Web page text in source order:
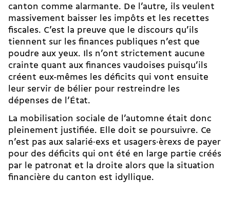
canton comme alarmante. De l’autre, ils veulent
massivement baisser les impôts et les recettes
fiscales. C’est la preuve que le discours qu’ils
tiennent sur les finances publiques n’est que
poudre aux yeux. Ils n’ont strictement aucune
crainte quant aux finances vaudoises puisqu’ils
créent eux-mêmes les déficits qui vont ensuite
leur servir de bélier pour restreindre les
dépenses de l’État.
La mobilisation sociale de l’automne était donc
pleinement justifiée. Elle doit se poursuivre. Ce
n’est pas aux salarié·exs et usagers·èrexs de payer
pour des déficits qui ont été en large partie créés
par le patronat et la droite alors que la situation
financière du canton est idyllique.